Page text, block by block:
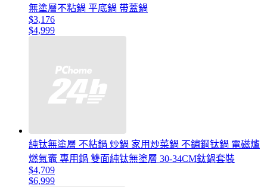
無塗層不粘鍋 平底鍋 帶蓋鍋
$3,176
$4,999
純钛無塗層 不粘鍋 炒鍋 家用炒菜鍋 不鏽鋼钛鍋 電磁爐
燃氣竈 專用鍋 雙面純钛無塗層 30-34CM鈦鍋套裝
$4,709
$6,999